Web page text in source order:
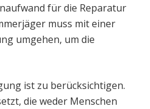
für die Reparatur
muss mit einer
umgehen, um die
ist zu berücksichtigen.
die weder Menschen